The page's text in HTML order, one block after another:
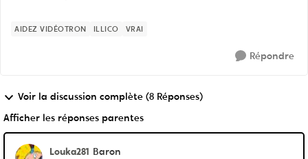
AIDEZ VIDÉOTRON ILLICO VRAI
Répondre
Voir la discussion complète (8 Réponses)
Afficher les réponses parentes
Louka281 Baron